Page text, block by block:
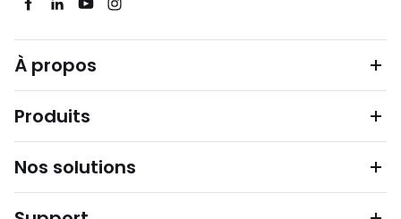
À propos
Produits
Nos solutions